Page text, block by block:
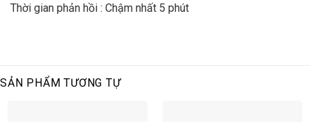
Thời gian phản hồi : Chậm nhất 5 phút
SẢN PHẨM TƯƠNG TỰ